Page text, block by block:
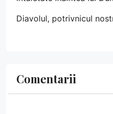
Diavolul, potrivnicul
Comentarii